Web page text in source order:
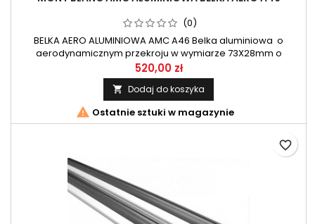
(0)
BELKA AERO ALUMINIOWA AMC A46 Belka aluminiowa o
aerodynamicznym przekroju w wymiarze 73X28mm o
długości 117cm. Zestaw belek przeznaczony do systemu AMC
firmy Mont Blanc.
520,00 zł
 Dodaj do koszyka
 Ostatnie sztuki w magazynie
favorite_border